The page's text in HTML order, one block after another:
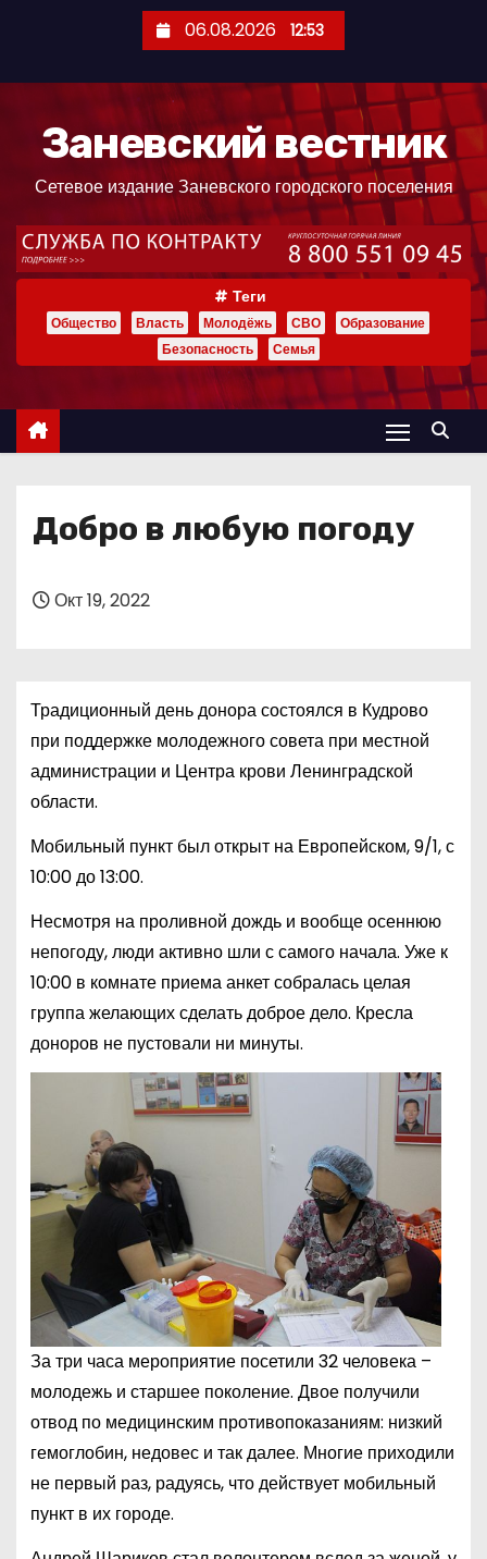
ж
06.08.2026 12:53
Заневский вестник
Сетевое издание Заневского городского поселения
Теги
Общество Власть Молодёжь СВО
Образование
Безопасность
Семья
Добро в любую погоду
Окт 19, 2022
Традиционный день донора состоялся в Кудрово
при поддержке молодежного совета при местной
администрации и Центра крови Ленинградской
области.
Мобильный пункт был открыт на Европейском, 9/1, с
10:00 до 13:00.
Несмотря на проливной дождь и вообще осеннюю
непогоду, люди активно шли с самого начала. Уже к
10:00 в комнате приема анкет собралась целая
группа желающих сделать доброе дело. Кресла
доноров не пустовали ни минуты.
За три часа мероприятие посетили 32 человека –
молодежь и старшее поколение. Двое получили
отвод по медицинским противопоказаниям: низкий
гемоглобин, недовес и так далее. Многие приходили
не первый раз, радуясь, что действует мобильный
пункт в их городе.